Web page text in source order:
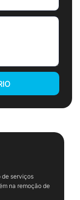
de serviços
na remoção de